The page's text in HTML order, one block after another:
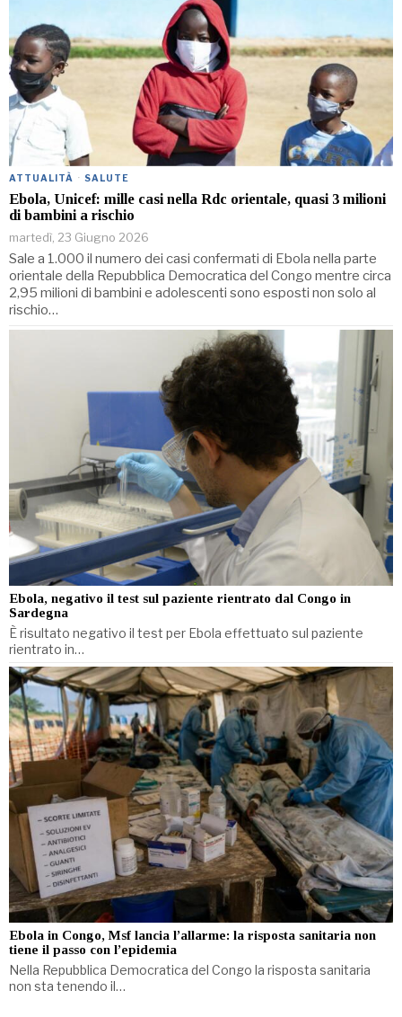
ATTUALITÀ · SALUTE
Ebola, Unicef: mille casi nella Rdc orientale, quasi 3 milioni
di bambini a rischio
martedì, 23 Giugno 2026
Sale a 1.000 il numero dei casi confermati di Ebola nella parte
orientale della Repubblica Democratica del Congo mentre circa
2,95 milioni di bambini e adolescenti sono esposti non solo al
rischio…
Ebola, negativo il test sul paziente rientrato dal Congo in
Sardegna
È risultato negativo il test per Ebola effettuato sul paziente
rientrato in…
Ebola in Congo, Msf lancia l’allarme: la risposta sanitaria non
tiene il passo con l’epidemia
Nella Repubblica Democratica del Congo la risposta sanitaria
non sta tenendo il…